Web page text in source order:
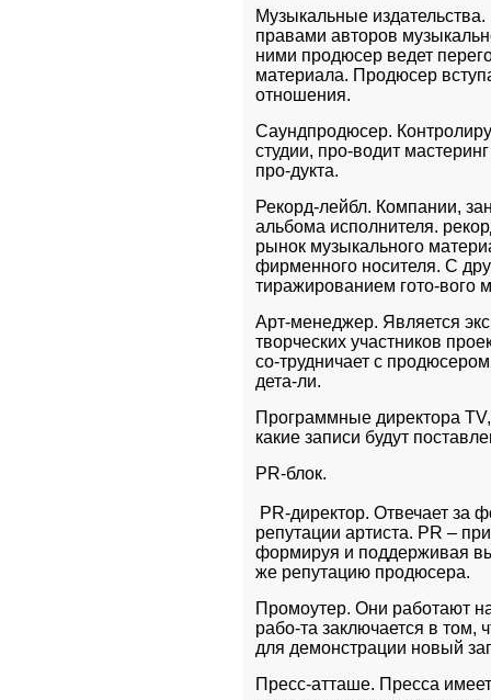
Музыкальные
правами авторов
ними продюсер ведет
материала. Продюсер
отношения.
Саундпродюсер.
студии, про-водит
про-дукта.
Рекорд-лейбл. Компании,
альбома исполнителя.
рынок музыкального
фирменного носителя. С
тиражированием гото-вого
Арт-менеджер. Является
творческих участников
со-трудничает с
дета-ли.
Программные директора
какие записи будут
PR-блок.
PR-директор. Отвечает за
репутации артиста. PR –
формируя и поддерживая
же репутацию продюсера.
Промоутер. Они работают
рабо-та заключается в
для демонстрации новый
Пресс-атташе. Пресса